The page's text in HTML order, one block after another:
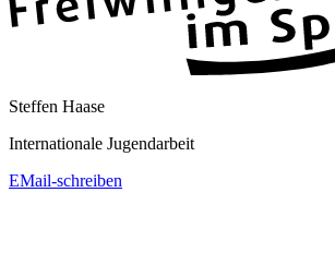
Steffen Haase
Internationale Jugendarbeit
EMail-schreiben